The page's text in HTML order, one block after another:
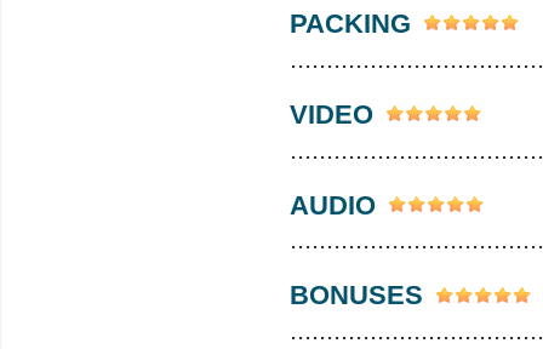
PACKING
VIDEO
AUDIO
BONUSES